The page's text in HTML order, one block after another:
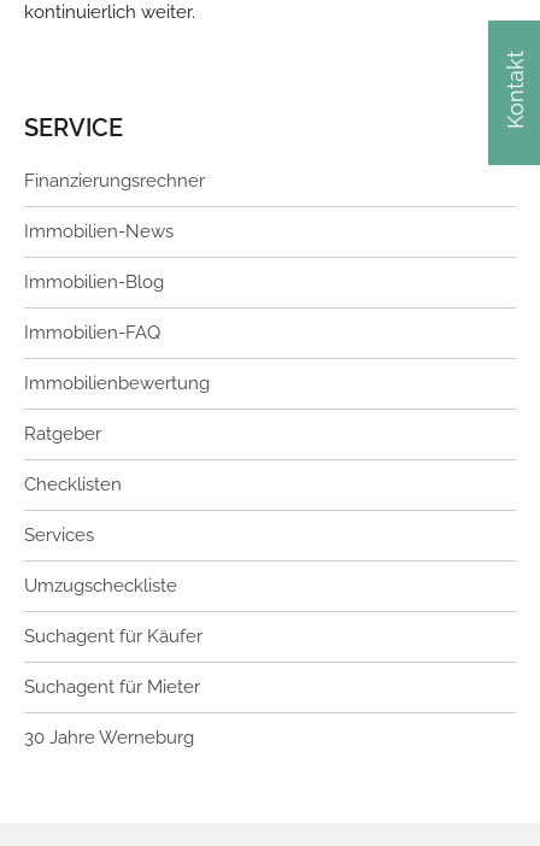
Kontakt
kontinuierlich weiter.
SERVICE
Finanzierungsrechner
Immobilien-News
Immobilien-Blog
Immobilien-FAQ
Immobilienbewertung
Ratgeber
Checklisten
Services
Umzugscheckliste
Suchagent für Käufer
Suchagent für Mieter
30 Jahre Werneburg